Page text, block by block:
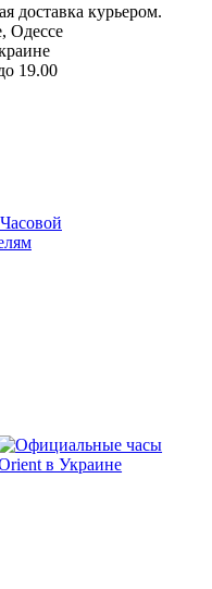
доставка курьером.
Одессе
19.00